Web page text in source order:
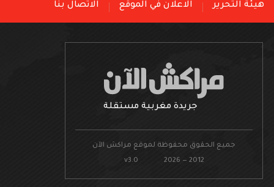
هيئة التحرير الاعلان في الموقع الاتصال بنا
جريدة مغربية مستقلة
جميع الحقوق محفوظة لموقع مراكش الآن
v3.0 2026 — 2012